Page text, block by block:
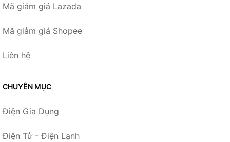
Mã giảm giá Lazada
Mã giảm giá Shopee
Liên hệ
CHUYÊN MỤC
Điện Gia Dụng
Điện Tử - Điện Lạnh